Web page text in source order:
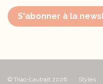
S'abonner à la
© Triac-Lautrait 2026 Styles